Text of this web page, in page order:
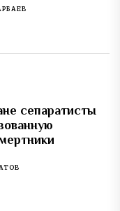
сепаратисты